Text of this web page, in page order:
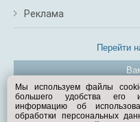
Реклама
Перейти
©
Мы используем файлы
большего удобства его
информацию об
обработки персональных